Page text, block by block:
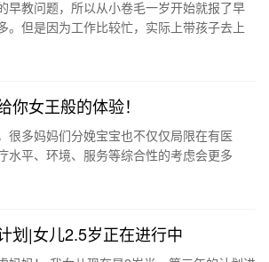
早教问题，所以从小卷毛一岁开始就报了早
。但是因为工作比较忙，实际上带孩子去上
你女王般的体验！
很多妈妈们分娩宝宝也不仅仅局限在有医
水平、环境、服务等综合性的考虑会更多
划|女儿2.5岁正在进行中